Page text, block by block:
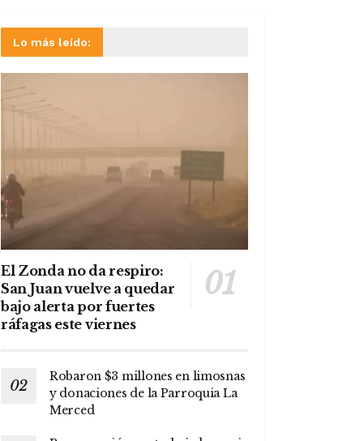
Lo más leído:
El Zonda no da respiro:
San Juan vuelve a quedar
bajo alerta por fuertes
ráfagas este viernes
Robaron $3 millones en limosnas
y donaciones de la Parroquia La
Merced